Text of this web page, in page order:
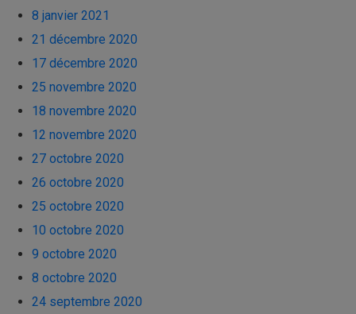
8 janvier 2021
21 décembre 2020
17 décembre 2020
25 novembre 2020
18 novembre 2020
12 novembre 2020
27 octobre 2020
26 octobre 2020
25 octobre 2020
10 octobre 2020
9 octobre 2020
8 octobre 2020
24 septembre 2020